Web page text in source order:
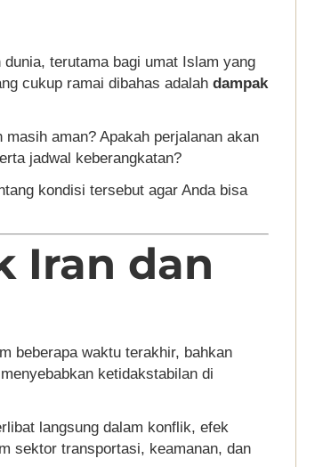
terutama bagi umat Islam yang
cukup ramai dibahas adalah dampak
aman? Apakah perjalanan akan
jadwal keberangkatan?
kondisi tersebut agar Anda bisa
Iran dan
beberapa waktu terakhir, bahkan
ketidakstabilan di
langsung dalam konflik, efek
sektor transportasi, keamanan, dan